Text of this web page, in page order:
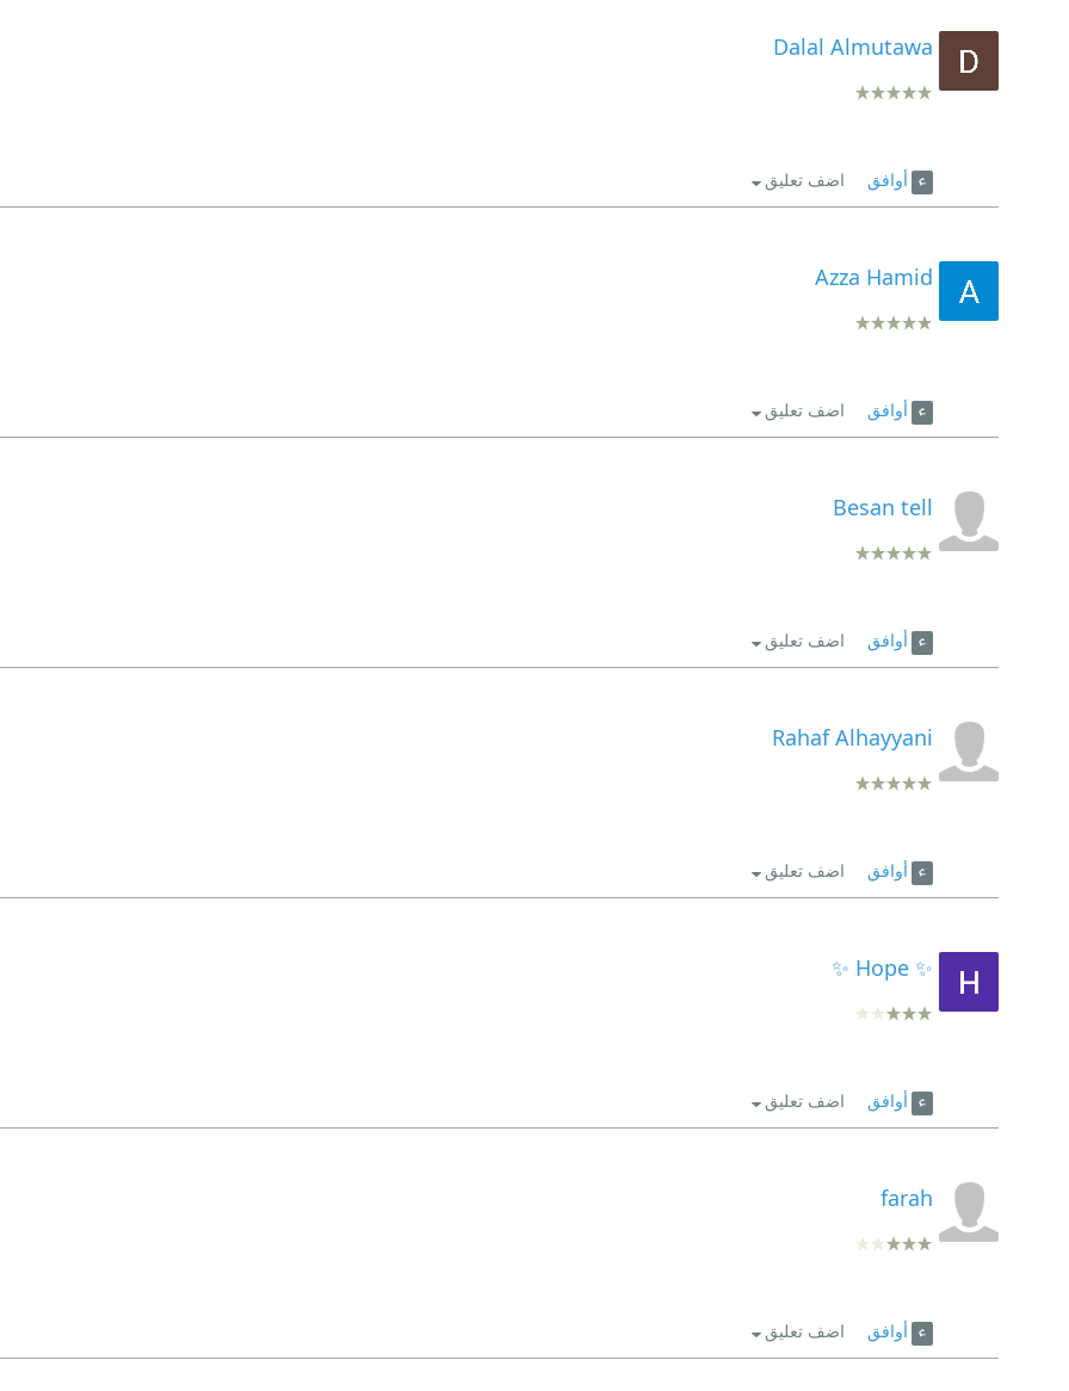
Dalal Almutawa
أوافق اضف تعليق
Azza Hamid
أوافق اضف تعليق
Besan tell
أوافق اضف تعليق
Rahaf Alhayyani
أوافق اضف تعليق
✨ Hope ✨
أوافق اضف تعليق
farah
أوافق اضف تعليق